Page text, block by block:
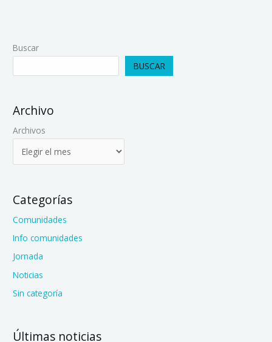
Buscar
BUSCAR
Archivo
Archivos
Categorías
Comunidades
Info comunidades
Jornada
Noticias
Sin categoría
Últimas noticias